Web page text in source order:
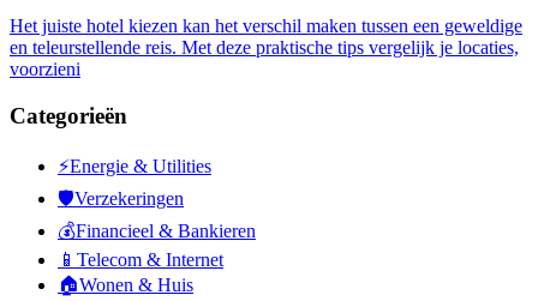
Het juiste hotel kiezen kan het verschil maken tussen een geweldige
en teleurstellende reis. Met deze praktische tips vergelijk je locaties,
voorzieni
Categorieën
⚡Energie & Utilities
🛡️Verzekeringen
💰Financieel & Bankieren
📱 Telecom & Internet
🏠Wonen & Huis